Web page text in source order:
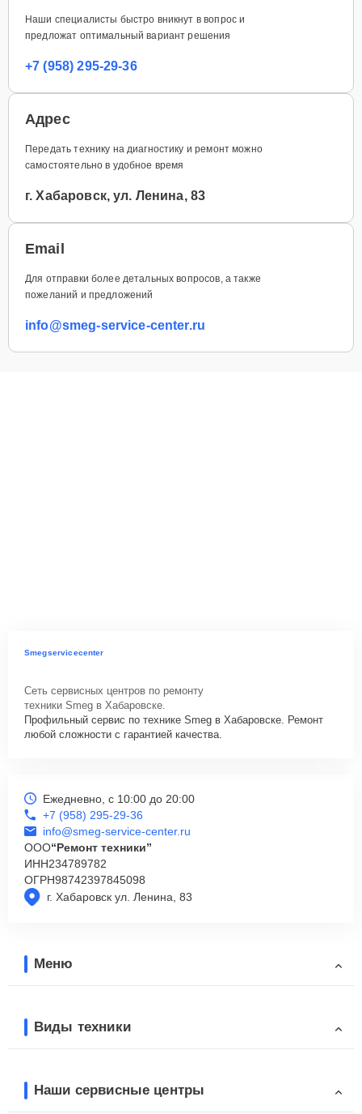
Наши специалисты быстро вникнут в вопрос и
предложат оптимальный вариант решения
+7 (958) 295-29-36
Адрес
Передать технику на диагностику и ремонт можно
самостоятельно в удобное время
г. Хабаровск, ул. Ленина, 83
Email
Для отправки более детальных вопросов, а также
пожеланий и предложений
info@smeg-service-center.ru
Smegservicecenter
Сеть сервисных центров по ремонту
техники Smeg в Хабаровске.
Профильный сервис по технике Smeg в Хабаровске. Ремонт
любой сложности с гарантией качества.
г. Хабаровск ул. Ленина, 83
Ежедневно, с 10:00 до 20:00
+7 (958) 295-29-36
info@smeg-service-center.ru
ООО“Ремонт техники”
ИНН234789782
ОГРН98742397845098
Меню
Виды техники
Наши сервисные центры